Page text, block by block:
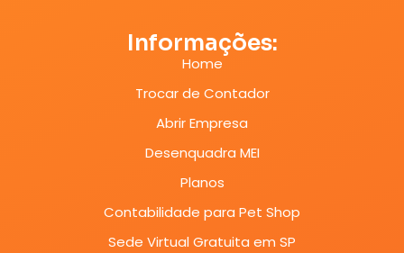
Informações:
Home
Trocar de Contador
Abrir Empresa
Desenquadra MEI
Planos
Contabilidade para Pet Shop
Sede Virtual Gratuita em SP